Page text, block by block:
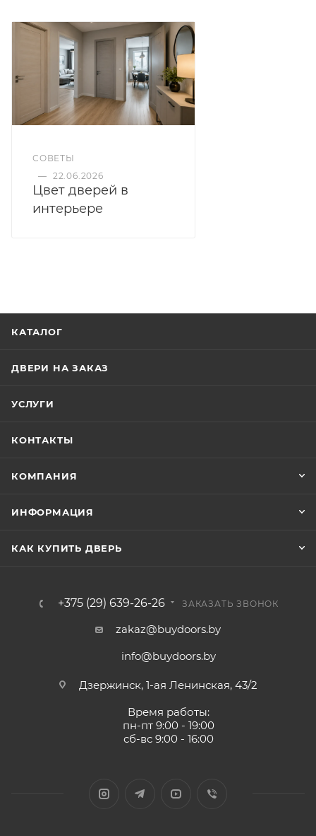
СОВЕТЫ
— 22.06.2026
Цвет дверей в
интерьере
КАТАЛОГ
ДВЕРИ НА ЗАКАЗ
УСЛУГИ
КОНТАКТЫ
КОМПАНИЯ
ИНФОРМАЦИЯ
КАК КУПИТЬ ДВЕРЬ
+375 (29) 639-26-26 ЗАКАЗАТЬ ЗВОНОК
zakaz@buydoors.by
info@buydoors.by
Дзержинск, 1-ая Ленинская, 43/2
Время работы:
пн-пт 9:00 - 19:00
сб-вс 9:00 - 16:00